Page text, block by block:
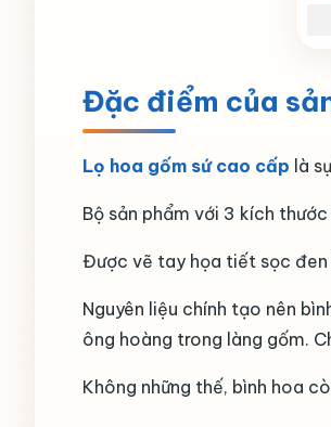
Đặc điểm của
Lọ hoa gốm sứ cao cấp là
Bộ sản phẩm với 3 kích
Được vẽ tay họa tiết sọc đen
Nguyên liệu chính tạo nên
ông hoàng trong làng gốm.
Không những thế, bình hoa